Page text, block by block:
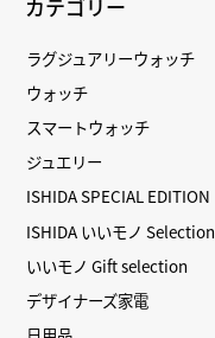
カテゴリー
ラグジュアリーウォッチ
ウォッチ
スマートウォッチ
ジュエリー
ISHIDA SPECIAL EDITION
ISHIDA いいモノ Selection
いいモノ Gift selection
デザイナーズ家電